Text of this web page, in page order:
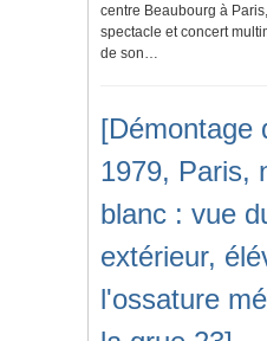
centre Beaubourg à
spectacle et concert
de son…
[Démontage
1979, Paris,
blanc : vue
extérieur,
l'ossature